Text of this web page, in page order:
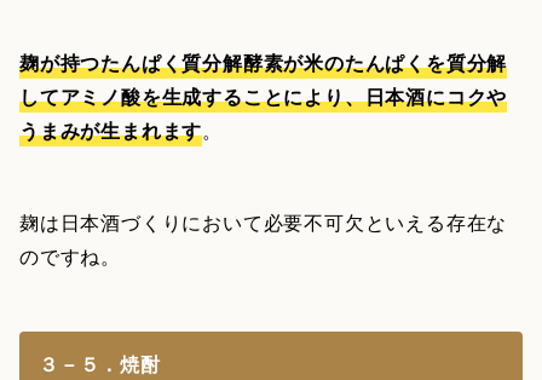
麹が持つたんぱく質分解酵素が米のたんぱくを質分解
してアミノ酸を生成することにより、日本酒にコクや
うまみが生まれます。
麹は日本酒づくりにおいて必要不可欠といえる存在な
のですね。
３－５．焼酎